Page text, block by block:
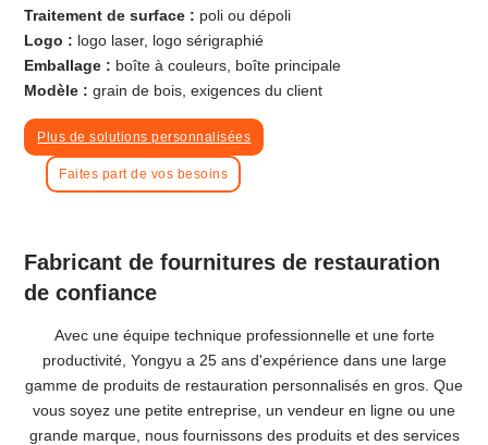
Traitement de surface : poli ou dépoli
Logo : logo laser, logo sérigraphié
Emballage : boîte à couleurs, boîte principale
Modèle : grain de bois, exigences du client
Plus de solutions personnalisées
Faites part de vos besoins
Fabricant de fournitures de restauration
de confiance
Avec une équipe technique professionnelle et une forte
productivité, Yongyu a 25 ans d'expérience dans une large
gamme de produits de restauration personnalisés en gros. Que
vous soyez une petite entreprise, un vendeur en ligne ou une
grande marque, nous fournissons des produits et des services